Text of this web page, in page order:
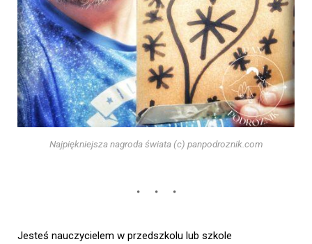
Najpiękniejsza nagroda świata (c) panpodroznik.com
Jesteś nauczycielem w przedszkolu lub szkole